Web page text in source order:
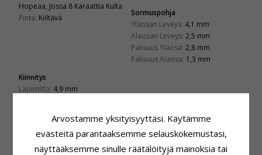
Hopeaa, Jossa 8 Karaattia Kulta
Pinta: Kiiltävä
Sormuspohja
Yläosan Leveys: 4,1 mm
Alaosan Leveys: 2,5 mm
Paksuus Yläosa: 2,8 mm
Paksuus Alaosa: 1,3 mm
Kiinnitys
Läpimitta: 4,9 mm
LIITTYVÄT TUOTTEET
Arvostamme yksityisyyttäsi. Käytämme
evästeitä parantaaksemme selauskokemustasi,
näyttääksemme sinulle räätälöityjä mainoksia tai